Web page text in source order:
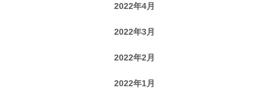
2022年4月
2022年3月
2022年2月
2022年1月